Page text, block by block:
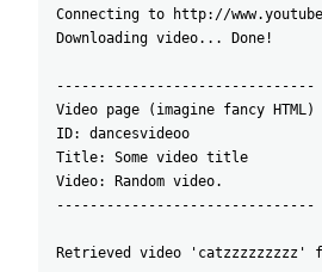
Connecting to http://
Downloading video... Done!
-------------------------------
Video page (imagine fancy HTML)
ID: dancesvideoo
Title: Some video title
Video: Random video.
-------------------------------
Retrieved video 'catzzzzzzzzz'